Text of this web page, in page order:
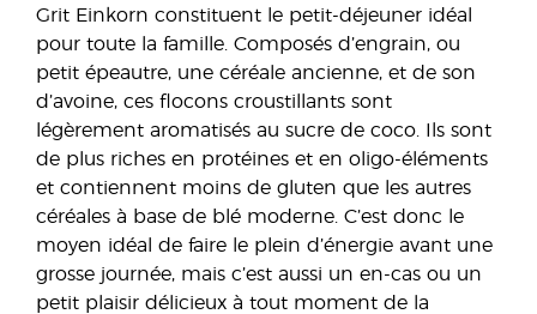
Grit Einkorn constituent le petit-déjeuner idéal
pour toute la famille. Composés d’engrain, ou
petit épeautre, une céréale ancienne, et de son
d’avoine, ces flocons croustillants sont
légèrement aromatisés au sucre de coco. Ils sont
de plus riches en protéines et en oligo-éléments
et contiennent moins de gluten que les autres
céréales à base de blé moderne. C’est donc le
moyen idéal de faire le plein d’énergie avant une
grosse journée, mais c’est aussi un en-cas ou un
petit plaisir délicieux à tout moment de la